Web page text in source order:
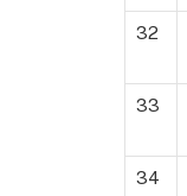
32
33
34